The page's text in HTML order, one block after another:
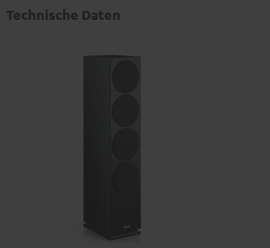
Technische Daten